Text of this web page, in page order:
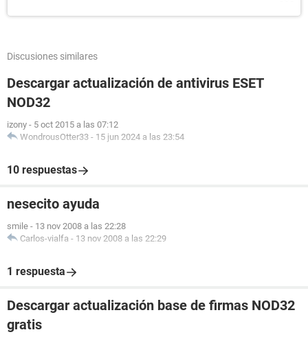
Discusiones similares
Descargar actualización de antivirus ESET
NOD32
izony - 5 oct 2015 a las 07:12
WondrousOtter33 - 15 jun 2024 a las 23:54
10 respuestas
nesecito ayuda
smile - 13 nov 2008 a las 22:28
Carlos-vialfa - 13 nov 2008 a las 22:29
1 respuesta
Descargar actualización base de firmas NOD32
gratis